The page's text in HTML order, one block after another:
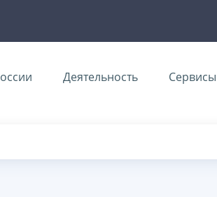
Деятельность Сервисы